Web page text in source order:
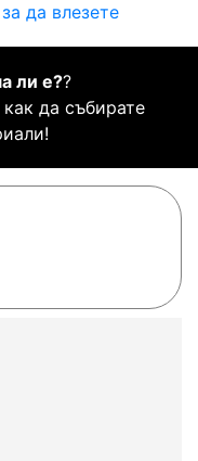
да влезете
ли е??
да събирате